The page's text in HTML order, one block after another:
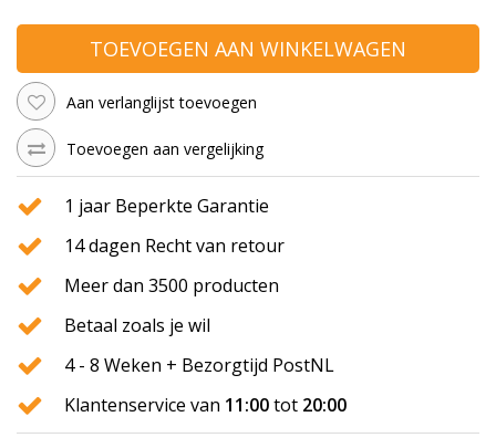
TOEVOEGEN AAN WINKELWAGEN
Aan verlanglijst toevoegen
Toevoegen aan vergelijking
1 jaar Beperkte Garantie
14 dagen Recht van retour
Meer dan 3500 producten
Betaal zoals je wil
4 - 8 Weken + Bezorgtijd PostNL
Klantenservice van 11:00tot 20:00